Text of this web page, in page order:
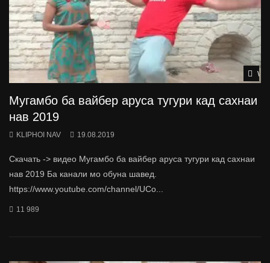
Мугамбо ба вайбер аруса тугури кад сахнаи
нав 2019
KLIPHOI NAV 19.08.2019
Скачать -> видео Мугамбо ба вайбер аруса тугури кад сахнаи
нав 2019 Ба канали мо обуна шавед.
https://www.youtube.com/channel/UCo...
11 989